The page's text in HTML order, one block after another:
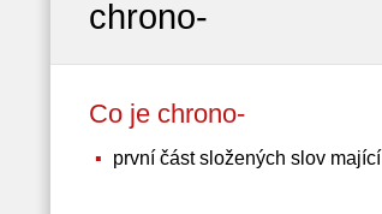
chrono-
Co je chrono-
první část složených slov mající